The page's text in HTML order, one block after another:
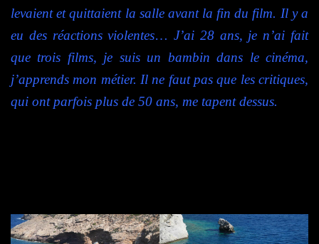
levaient et quittaient la salle avant la fin du film. Il y a
eu des réactions violentes…J’ai 28 ans, je n’ai fait
que trois films, je suis un bambin dans le cinéma,
j’apprends mon métier. Il ne faut pas que les critiques,
qui ont parfois plus de 50 ans, me tapent dessus.